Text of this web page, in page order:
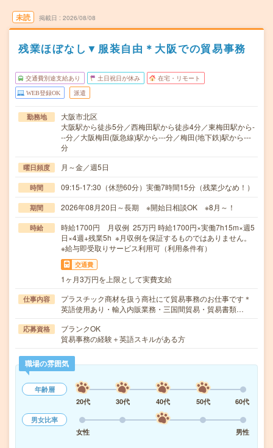
未読 掲載日 2026/08/08
残業ほぼなし▼服装自由＊大阪での貿易事務
交通費別途支給あり 土日祝日が休み 在宅・リモート
WEB登録OK 派遣
勤務地
大阪市北区
大阪駅から徒歩5分／西梅田駅から徒歩4分／東梅田駅から-
--分／大阪梅田(阪急線)駅から---分／梅田(地下鉄)駅から---
分
曜日頻度 月～金／週5日
時間 09:15-17:30（休憩60分）実働7時間15分（残業少なめ！）
期間 2026年08月20日～長期 ※開始日相談OK ※8月～！
時給
時給1700円 月収例 25万円 時給1700円×実働7h15m×週5
日×4週+残業5h ※月収例を保証するものではありません。
※給与即受取りサービス利用可（利用条件有）
交通費
1ヶ月3万円を上限として実費支給
仕事内容
プラスチック商材を扱う商社にて貿易事務のお仕事です＊
英語使用あり・輸入内販業務・三国間貿易・貿易書類…
応募資格
ブランクOK
貿易事務の経験＋英語スキルがある方
職場の雰囲気
年齢層
20代
30代 40代 50代
60代
男女比率
女性
男性